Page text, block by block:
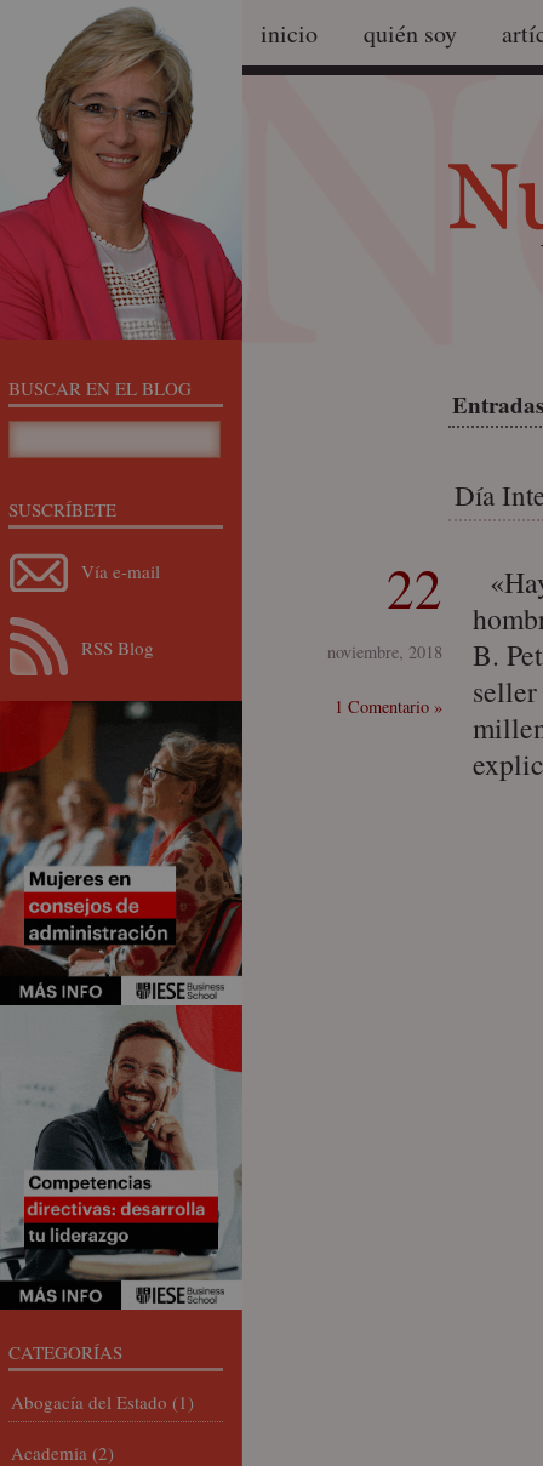
inicio quién soy
Día
22
noviembre, 2018
1 Comentario »
B.
BUSCAR EN EL BLOG
SUSCRÍBETE
Vía e-mail
RSS Blog
CATEGORÍAS
Abogacía del Estado (1)
Academia (2)